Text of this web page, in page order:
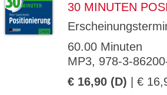
30 MINUTEN
60.00 Minuten
MP3, 978-3-
€ 16,90 (D) | €